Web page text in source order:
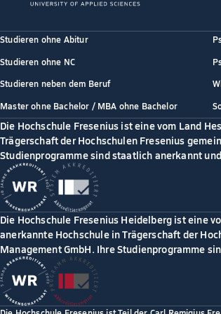
Studieren ohne Abitur
Studieren ohne NC
Studieren neben dem Beruf
Master ohne Bachelor / MBA ohne Bachelor
Die Hochschule Fresenius ist eine vom Land
Trägerschaft der Hochschulen Fresenius
Studienprogramme sind staatlich anerkannt
Die Hochschule Fresenius Heidelberg ist eine
anerkannte Hochschule in Trägerschaft der
Management GmbH. Ihre Studienprogramme